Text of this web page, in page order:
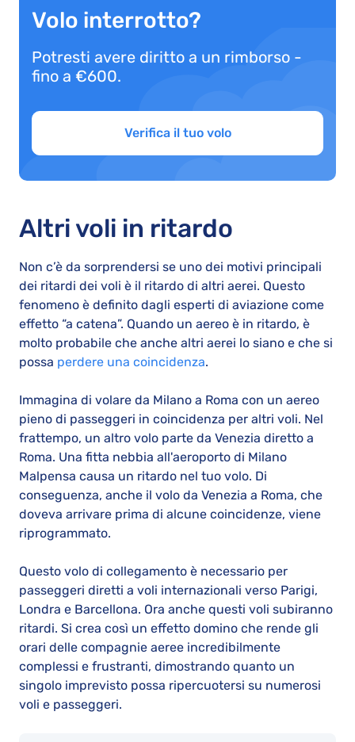
Volo interrotto?
Potresti avere diritto a un rimborso -
fino a €600.
Verifica il tuo volo
Altri voli in ritardo
Non c’è da sorprendersi se uno dei motivi principali
dei ritardi dei voli è il ritardo di altri aerei. Questo
fenomeno è definito dagli esperti di aviazione come
effetto “a catena”. Quando un aereo è in ritardo, è
molto probabile che anche altri aerei lo siano e che si
possa perdere una coincidenza.
Immagina di volare da Milano a Roma con un aereo
pieno di passeggeri in coincidenza per altri voli. Nel
frattempo, un altro volo parte da Venezia diretto a
Roma. Una fitta nebbia all'aeroporto di Milano
Malpensa causa un ritardo nel tuo volo. Di
conseguenza, anche il volo da Venezia a Roma, che
doveva arrivare prima di alcune coincidenze, viene
riprogrammato.
Questo volo di collegamento è necessario per
passeggeri diretti a voli internazionali verso Parigi,
Londra e Barcellona. Ora anche questi voli subiranno
ritardi. Si crea così un effetto domino che rende gli
orari delle compagnie aeree incredibilmente
complessi e frustranti, dimostrando quanto un
singolo imprevisto possa ripercuotersi su numerosi
voli e passeggeri.